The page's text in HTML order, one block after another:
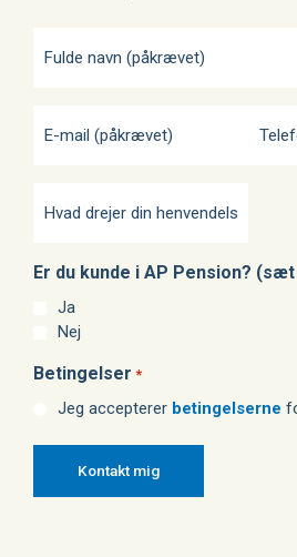
navn
mail
drejer
sig
Er du kunde i AP Pension?
Ja
Nej
Betingelser *
Jeg accepterer betingelserne